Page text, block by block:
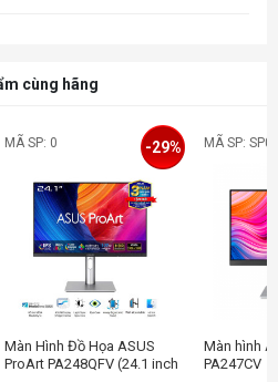
cùng hãng
MÃ SP: 0
Màn Hình Đồ Họa ASUS
ProArt PA248QFV (24.1 inch
-29% MÃ SP:
Màn hình
PA247CV